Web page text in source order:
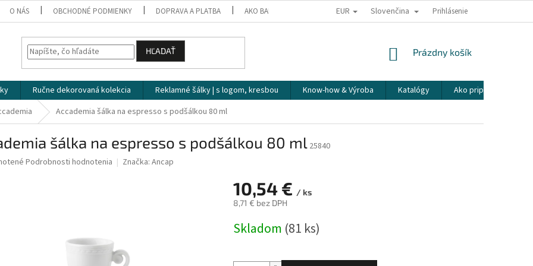
O NÁS OBCHODNÉ PODMIENKY DOPRAVA A PLATBA AKO BALÍME NAŠE ZÁSIELKY PREPRAVA KREHKÉHO TOVARU
EUR Slovenčina Prihlásenie
HĽADAŤ
NÁKUPNÝ
Prázdny košík
Ručne dekorovaná kolekcia Reklamné šálky | s logom, kresbou Know-how & Výroba Katalógy
Ako pripraviť
Accademia šálka na espresso s podšálkou 80 ml
šálka na espresso s podšálkou 80 ml 25840
Podrobnosti hodnotenia Značka: Ancap
10,54 € / ks
8,71 € bez DPH
cena:
Skladom (81 ks)